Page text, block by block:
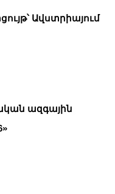
Ավստրիայում
ազգային